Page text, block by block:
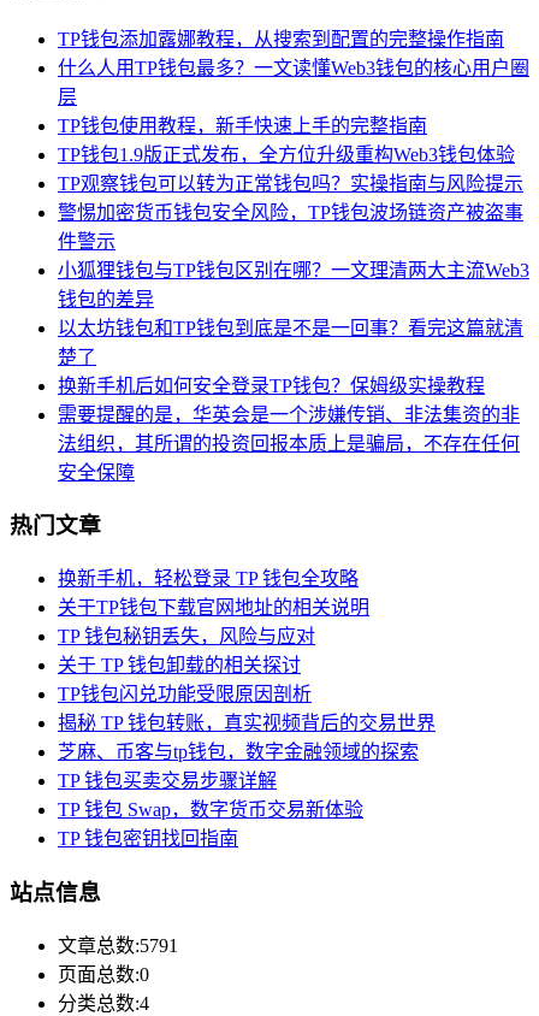
TP钱包添加露娜教程，从搜索到配置的完整操作指南
什么人用TP钱包最多？一文读懂Web3钱包的核心用户圈
层
TP钱包使用教程，新手快速上手的完整指南
TP钱包1.9版正式发布，全方位升级重构Web3钱包体验
TP观察钱包可以转为正常钱包吗？实操指南与风险提示
警惕加密货币钱包安全风险，TP钱包波场链资产被盗事
件警示
小狐狸钱包与TP钱包区别在哪？一文理清两大主流Web3
钱包的差异
以太坊钱包和TP钱包到底是不是一回事？看完这篇就清
楚了
换新手机后如何安全登录TP钱包？保姆级实操教程
需要提醒的是，华英会是一个涉嫌传销、非法集资的非
法组织，其所谓的投资回报本质上是骗局，不存在任何
安全保障
热门文章
换新手机，轻松登录 TP 钱包全攻略
关于TP钱包下载官网地址的相关说明
TP 钱包秘钥丢失，风险与应对
关于 TP 钱包卸载的相关探讨
TP钱包闪兑功能受限原因剖析
揭秘 TP 钱包转账，真实视频背后的交易世界
芝麻、币客与tp钱包，数字金融领域的探索
TP 钱包买卖交易步骤详解
TP 钱包 Swap，数字货币交易新体验
TP 钱包密钥找回指南
站点信息
文章总数:5791
页面总数:0
分类总数:4